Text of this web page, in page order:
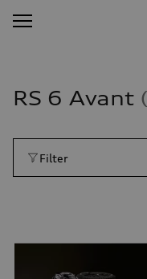
RS 6 Avant
Filter